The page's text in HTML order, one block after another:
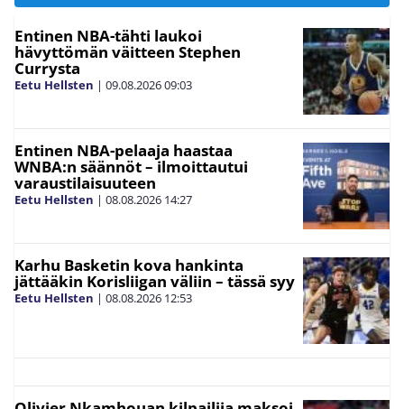
Entinen NBA-tähti laukoi
hävyttömän väitteen Stephen
Currysta
Eetu Hellsten | 09.08.202609:03
Entinen NBA-pelaaja haastaa
WNBA:n säännöt – ilmoittautui
varaustilaisuuteen
Eetu Hellsten | 08.08.2026 14:27
Karhu Basketin kova hankinta
jättääkin Korisliigan väliin – tässä syy
Eetu Hellsten | 08.08.2026 12:53